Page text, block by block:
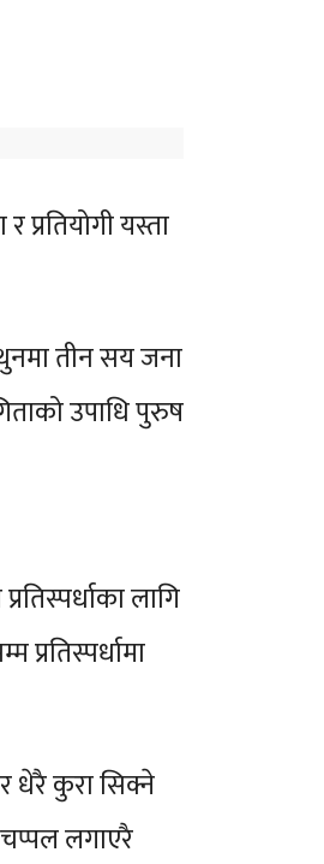
प्रतियोगी यस्ता
तीन सय जना
उपाधि पुरुष
लागि
धेरै कुरा सिक्ने
लगाएरै